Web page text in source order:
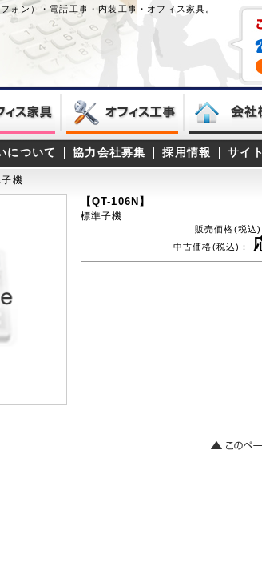
ォン）・電話工事・内装工事・オフィス家具。
について 協力会社募集 採用情報 サイ
機
【QT-106N】
標準子機
販売価格(税込)
中古価格(税込)：